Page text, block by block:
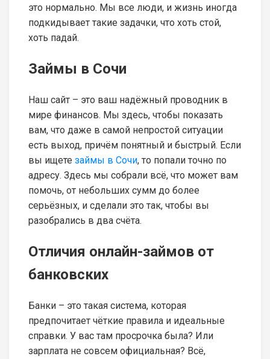
это нормально. Мы все люди, и жизнь иногда
подкидывает такие задачки, что хоть стой,
хоть падай.
Займы в Сочи
Наш сайт – это ваш надёжный проводник в
мире финансов. Мы здесь, чтобы показать
вам, что даже в самой непростой ситуации
есть выход, причём понятный и быстрый. Если
вы ищете займы в Сочи, то попали точно по
адресу. Здесь мы собрали всё, что может вам
помочь, от небольших сумм до более
серьёзных, и сделали это так, чтобы вы
разобрались в два счёта.
Отличия онлайн-займов от
банковских
Банки – это такая система, которая
предпочитает чёткие правила и идеальные
справки. У вас там просрочка была? Или
зарплата не совсем официальная? Всё,